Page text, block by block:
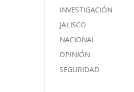
INVESTIGACIÓN
JALISCO
NACIONAL
OPINIÓN
SEGURIDAD